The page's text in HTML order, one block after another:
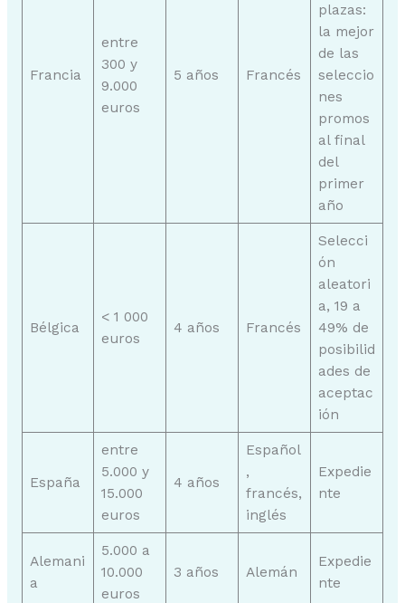
Francia
entre
300 y
9.000
euros
5 años Francés
plazas:
la mejor
de las
seleccio
nes
promos
al final
del
primer
año
Bélgica
< 1 000
euros
4 años Francés
Selecci
ón
aleatori
a, 19 a
49% de
posibilid
ades de
aceptac
ión
España
entre
5.000 y
15.000
euros
4 años
Español
,
francés,
inglés
Expedie
nte
Alemani
a
5.000 a
10.000
euros
3 años Alemán
Expedie
nte